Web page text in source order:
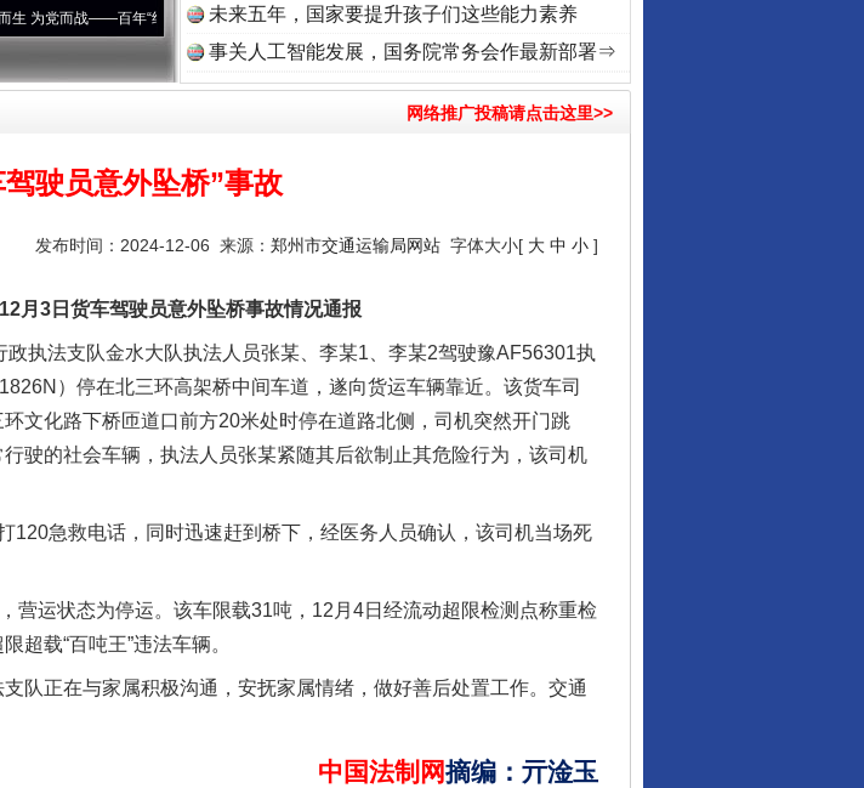
——百年“纪”事⑧加强纪律..·[视频]牢记初心使命 奋进复兴征程丨“转折之城”激荡..·[视频]牢记初心使命 奋进复兴征程丨红船起航处 潮
未来五年，国家要提升孩子们这些能力素养
事关人工智能发展，国务院常务会作最新部署⇒
网络推广投稿请点击这里>>
驶员意外坠桥”事故
发布时间：2024-12-06 来源： 郑州市交通运输局网站 字体大小[ 大 中 小 ]
月3日货车驾驶员意外坠桥事故情况通报
法支队金水大队执法人员张某、李某1、李某2驾驶豫AF56301执
）停在北三环高架桥中间车道，遂向货运车辆靠近。该货车司
文化路下桥匝道口前方20米处时停在道路北侧，司机突然开门跳
驶的社会车辆，执法人员张某紧随其后欲制止其危险行为，该司机
急救电话，同时迅速赶到桥下，经医务人员确认，该司机当场死
运状态为停运。该车限载31吨，12月4日经流动超限检测点称重检
超载“百吨王”违法车辆。
正在与家属积极沟通，安抚家属情绪，做好善后处置工作。交通
中国法制网摘编 ： 亓淦玉